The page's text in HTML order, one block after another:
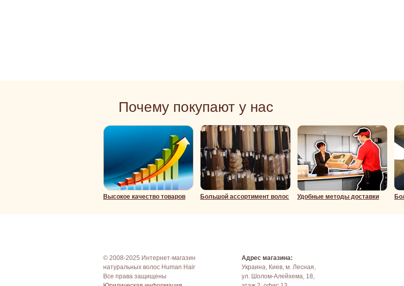
Почему покупают у нас
Высокое качество товаров Большой ассортимент волос Удобные методы доставки
© 2008-2025 Интернет-магазин
натуральных волос Human Hair
Все права защищены
Адрес магазина:
Украина, Киев, м. Лесная,
ул. Шолом-Алейхема, 18,